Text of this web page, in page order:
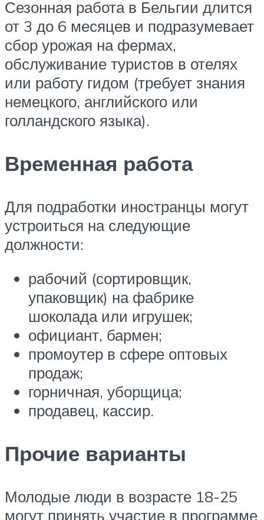
Сезонная работа в Бельгии длится
от 3 до 6 месяцев и подразумевает
сбор урожая на фермах,
обслуживание туристов в отелях
или работу гидом (требует знания
немецкого, английского или
голландского языка).
Временная работа
Для подработки иностранцы могут
устроиться на следующие
должности:
рабочий (сортировщик,
упаковщик) на фабрике
шоколада или игрушек;
официант, бармен;
промоутер в сфере оптовых
продаж;
горничная, уборщица;
продавец, кассир.
Прочие варианты
Молодые люди в возрасте 18-25
могут принять участие в программе